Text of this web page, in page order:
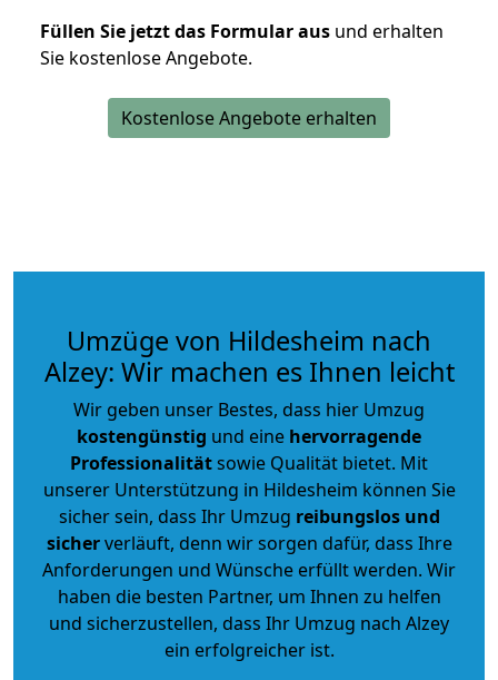
Füllen Sie jetzt das Formular aus und erhalten
Sie kostenlose Angebote.
Kostenlose Angebote erhalten
Umzüge von Hildesheim nach
Alzey: Wir machen es Ihnen leicht
Wir geben unser Bestes, dass hier Umzug
kostengünstig und eine hervorragende
Professionalitätsowie Qualität bietet. Mit
unserer Unterstützung in Hildesheim können Sie
sicher sein, dass Ihr Umzug reibungslos und
sicherverläuft, denn wir sorgen dafür, dass Ihre
Anforderungen und Wünsche erfüllt werden. Wir
haben die besten Partner, um Ihnen zu helfen
und sicherzustellen, dass Ihr Umzug nach Alzey
ein erfolgreicher ist.